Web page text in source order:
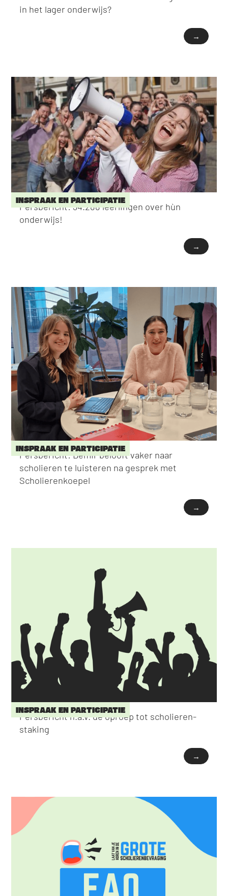
in het lager onderwijs?
→
INSPRAAK EN PARTICIPATIE
Persbericht: 34.288 leerlingen over hùn
onderwijs!
→
INSPRAAK EN PARTICIPATIE
Persbericht: Demir belooft vaker naar
scholieren te luisteren na gesprek met
Scholierenkoepel
→
INSPRAAK EN PARTICIPATIE
Persbericht n.a.v. de oproep tot scholieren-
staking
→